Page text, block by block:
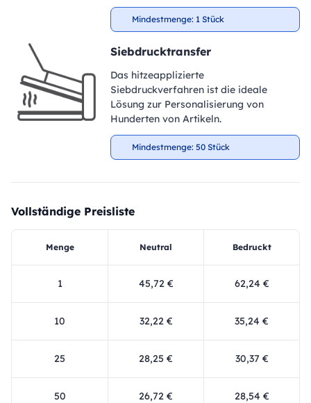
Mindestmenge: 1 Stück
Siebdrucktransfer
Das hitzeapplizierte
Siebdruckverfahren ist die ideale
Lösung zur Personalisierung von
Hunderten von Artikeln.
Mindestmenge: 50 Stück
Vollständige Preisliste
Menge Neutral Bedruckt
1 45,72 € 62,24 €
10 32,22 € 35,24 €
25 28,25 € 30,37 €
50 26,72 € 28,54 €